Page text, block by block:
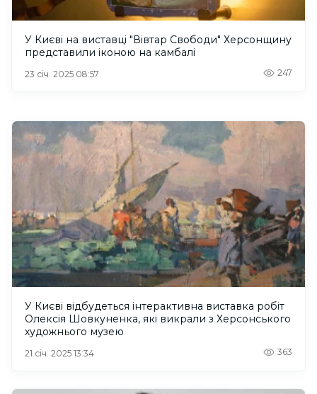
У Києві на виставці "Вівтар Свободи" Херсонщину
представили іконою на камбалі
23 січ. 2025 08:57 247
У Києві відбудеться інтерактивна виставка робіт
Олексія Шовкуненка, які викрали з Херсонського
художнього музею
21 січ. 2025 13:34 363